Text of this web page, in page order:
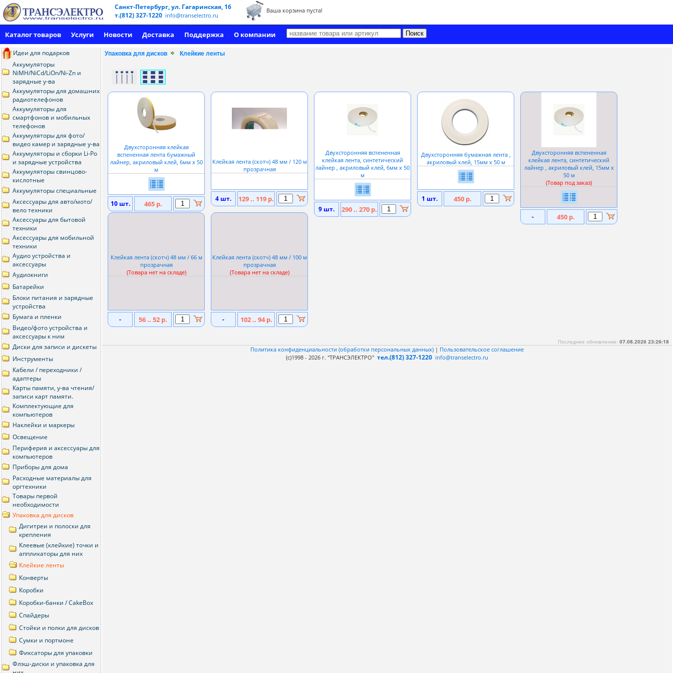
Санкт-Петербург, ул. Гагаринская, 16
т.(812) 327-1220 info@transelectro.ru
Ваша корзина пуста!
Каталог товаров Услуги Новости Доставка Поддержка О компании
Идеи для подарков
Аккумуляторы
NiMH/NiCd/LiOn/Ni-Zn и
зарядные у-ва
Аккумуляторы для домашних
радиотелефонов
Аккумуляторы для
смартфонов и мобильных
телефонов
Аккумуляторы для фото/
видео камер и зарядные у-ва
Аккумуляторы и сборки Li-Po
и зарядные устройства
Аккумуляторы свинцово-
кислотные
Аккумуляторы специальные
Аксессуары для авто/мото/
вело техники
Аксессуары для бытовой
техники
Аксессуары для мобильной
техники
Аудио устройства и
аксессуары
Аудиокниги
Батарейки
Блоки питания и зарядные
устройства
Бумага и пленки
Видео/фото устройства и
аксессуары к ним
Диски для записи и дискеты
Инструменты
Кабели / переходники /
адаптеры
Карты памяти, у-ва чтения/
записи карт памяти.
Комплектующие для
компьютеров
Наклейки и маркеры
Освещение
Периферия и аксессуары для
компьютеров
Приборы для дома
Расходныe материалы для
оргтехники
Товары первой
необходимости
Упаковка для дисков
Дигитреи и полоски для
крепления
Клеевые (клейкие) точки и
аппликаторы для них
Клейкие ленты
Конверты
Коробки
Коробки-банки / CakeBox
Спайдеры
Стойки и полки для дисков
Сумки и портмоне
Фиксаторы для упаковки
Флэш-диски и упаковка для
Упаковка для дисков Клейкие ленты
Двухсторонняя клейкая
вспененная лента бумажный
лайнер, акриловый клей, 6мм х 50
м
10 шт. 465 р.
Клейкая лента (скотч) 48 мм / 120 м
прозрачная
4 шт. 129 .. 119 р.
Двухсторонняя вспененная
клейкая лента, синтетический
лайнер , акриловый клей, 6мм х 50
м
9 шт. 290 .. 270 р.
Двухсторонняя бумажная лента ,
акриловый клей, 15мм х 50 м
1 шт. 450 р.
Двухсторонняя вспененная
клейкая лента, синтетический
лайнер , акриловый клей, 15мм х
50 м
(Товар под заказ)
- 450 р.
Клейкая лента (скотч) 48 мм / 66 м
прозрачная
(Товара нет на складе)
- 56 .. 52 р.
Клейкая лента (скотч) 48 мм / 100 м
прозрачная
(Товара нет на складе)
- 102 .. 94 р.
Последнее обновление: 07.08.2026 23:26:18
Политика конфиденциальности (обработки персональных данных) | Пользовательское соглашение
(c)1998 - 2026 г. "ТРАНСЭЛЕКТРО" тел.(812) 327-1220 info@transelectro.ru